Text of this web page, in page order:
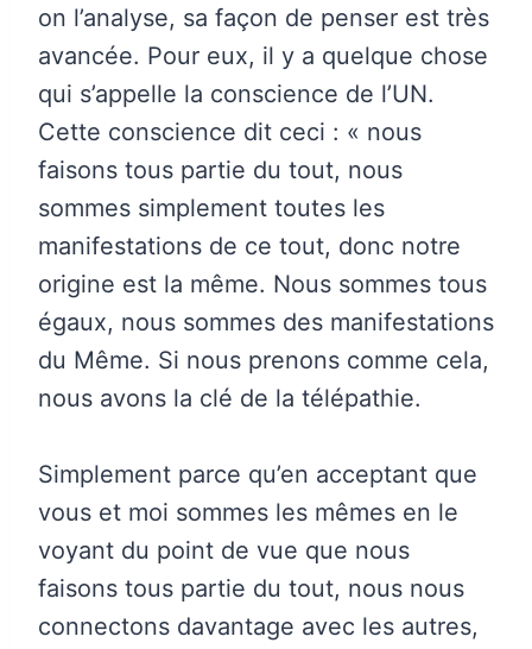
on l’analyse, sa façon de penser est très
avancée. Pour eux, il y a quelque chose
qui s’appelle la conscience de l’UN.
Cette conscience dit ceci : « nous
faisons tous partie du tout, nous
sommes simplement toutes les
manifestations de ce tout, donc notre
origine est la même. Nous sommes tous
égaux, nous sommes des manifestations
du Même. Si nous prenons comme cela,
nous avons la clé de la télépathie.
Simplement parce qu’en acceptant que
vous et moi sommes les mêmes en le
voyant du point de vue que nous
faisons tous partie du tout, nous nous
connectons davantage avec les autres,